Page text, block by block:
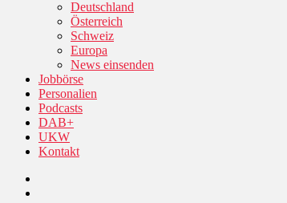
Deutschland
Österreich
Schweiz
Europa
News einsenden
Jobbörse
Personalien
Podcasts
DAB+
UKW
Kontakt